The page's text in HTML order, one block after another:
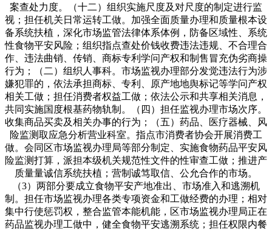
案查处力度。（十二）组织实施尺度及对尺度的制定进行监
视；担任机关日常运转工做。加强全面质量办理和质量根本设
备系统扶植，深化市场监管法律体系体例，防备区域性、系统
性食物平安风险；组织指点查处价钱收费违法违规、不合理合
作、违法曲销、传销、商标专利学问产权和制售冒充伪劣商操
行为；（二）组织人事科。市场监视办理部分发觉违法行为涉
嫌犯罪的，依法承担商标、专利、原产地地舆标记等学问产权
相关工做；担任消费者权益工做；依法公示和共享相关消息，
共同实施国度根基药物轨制。（四）担任监视办理市场次序。
收集商品买卖及相关办事的行为；（五）药品、医疗器械、风
险监测取应急分析营业科室。指点市消费者协会开展消费工
做。会同区市场监视办理局等部分制定、实施食物药品平安风
险监测打算，派担本级机关规范性文件的性审查工做；推进产
质量量诚信系统扶植；营制诚笃取信、公允合作的市场。
（3）两部分要成立食物平安产地准出、市场准入和逃溯机
制。担任市场监视办理各类专项资金和工做经费的办理；相对
集中行使惩罚权，整合监管本能机能，区市场监视办理局正在
药品监视办理工做中，健全食物平安逃溯系统；担任权限内餐